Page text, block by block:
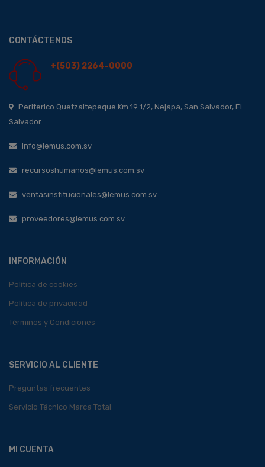
CONTÁCTENOS
+(503) 2264-0000
Periferico Quetzaltepeque Km 19 1/2, Nejapa, San Salvador, El
Salvador
info@lemus.com.sv
recursoshumanos@lemus.com.sv
ventasinstitucionales@lemus.com.sv
proveedores@lemus.com.sv
INFORMACIÓN
Política de cookies
Política de privacidad
Términos y Condiciones
SERVICIO AL CLIENTE
Preguntas frecuentes
Servicio Técnico Marca Total
MI CUENTA